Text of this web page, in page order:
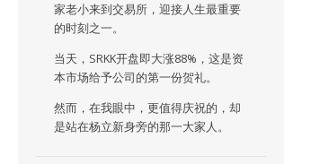
家老小来到交易所，迎接人生最重要
的时刻之一。
当天，SRKK开盘即大涨88%，这是资
本市场给予公司的第一份贺礼。
然而，在我眼中，更值得庆祝的，却
是站在杨立新身旁的那一大家人。